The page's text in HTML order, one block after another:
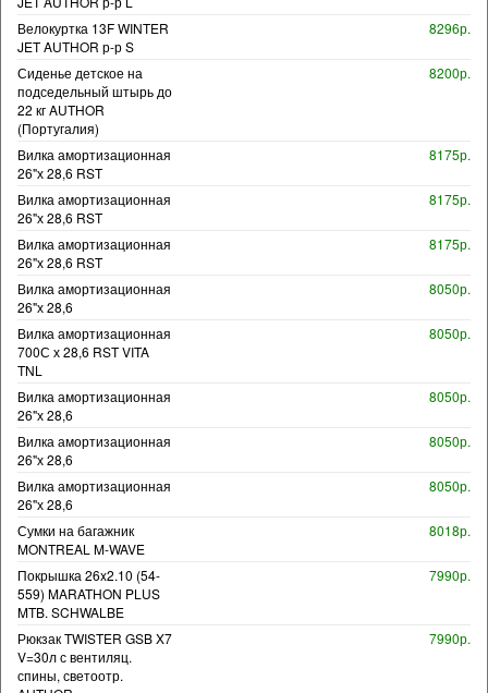
Велокуртка 13F WINTER
JET AUTHOR р-р S
8296р.
Сиденье детское на
подседельный штырь до
22 кг AUTHOR
(Португалия)
8200р.
Вилка амортизационная
26"х 28,6 RST
8175р.
Вилка амортизационная
26"х 28,6 RST
8175р.
Вилка амортизационная
26"х 28,6 RST
8175р.
Вилка амортизационная
26"х 28,6
8050р.
Вилка амортизационная
700С х 28,6 RST VITA
TNL
8050р.
Вилка амортизационная
26"х 28,6
8050р.
Вилка амортизационная
26"х 28,6
8050р.
Вилка амортизационная
26"х 28,6
8050р.
Сумки на багажник
MONTREAL M-WAVE
8018р.
Покрышка 26x2.10 (54-
559) MARATHON PLUS
MTB. SCHWALBE
7990р.
Рюкзак TWISTER GSB X7
V=30л с вентиляц.
спины, светоотр.
7990р.